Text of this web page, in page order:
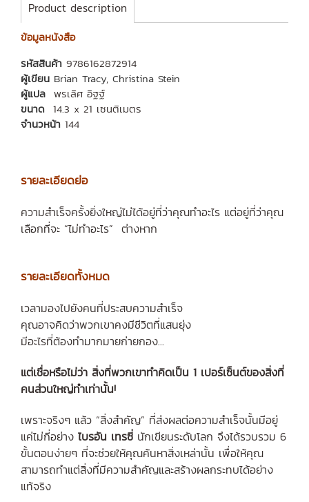
Product description
ข้อมูลหนังสือ
รหัสสินค้า 9786162872914
ผู้เขียน Brian Tracy, Christina Stein
ผู้แปล พรเลิศ อิฐฐ์
ขนาด 14.3 x 21 เซนติเมตร
จำนวหน้า 144
รายละเอียดย่อ
ความสำเร็จครั้งยิ่งใหญ่ไม่ได้อยู่ที่ว่าคุณทำอะไร แต่อยู่ที่ว่าคุณ
เลือกที่จะ “ไม่ทำอะไร” ต่างหาก
รายละเอียดทั้งหมด
เวลามองไปยังคนที่ประสบความสำเร็จ
คุณอาจคิดว่าพวกเขาคงมีชีวิตที่แสนยุ่ง
มีอะไรที่ต้องทำมากมายก่ายกอง...
แต่เชื่อหรือไม่ว่า สิ่งที่พวกเขาทำคิดเป็น 1 เปอร์เซ็นต์ของสิ่งที่
คนส่วนใหญ่ทำเท่านั้น!
เพราะจริงๆ แล้ว “สิ่งสำคัญ” ที่ส่งผลต่อความสำเร็จนั้นมีอยู่
แค่ไม่กี่อย่าง ไบรอัน เทรซี่ นักเขียนระดับโลก จึงได้รวบรวม 6
ขั้นตอนง่ายๆ ที่จะช่วยให้คุณค้นหาสิ่งเหล่านั้น เพื่อให้คุณ
สามารถทำแต่สิ่งที่มีความสำคัญและสร้างผลกระทบได้อย่าง
แท้จริง